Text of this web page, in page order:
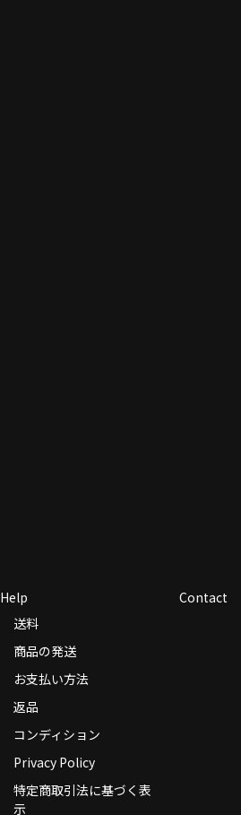
Help
送料
商品の発送
お支払い方法
返品
コンディション
Privacy Policy
特定商取引法に基づく表
示
Contact